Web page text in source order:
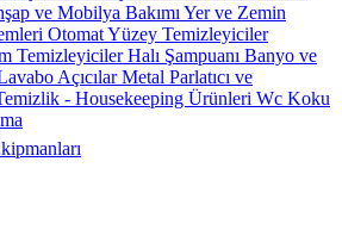
ve Mobilya Bakımı Yer ve Zemin
Otomat Yüzey Temizleyiciler
TemizleyicilerHalı Şampuanı Banyo ve
AçıcılarMetal Parlatıcı ve
- Housekeeping Ürünleri Wc Koku